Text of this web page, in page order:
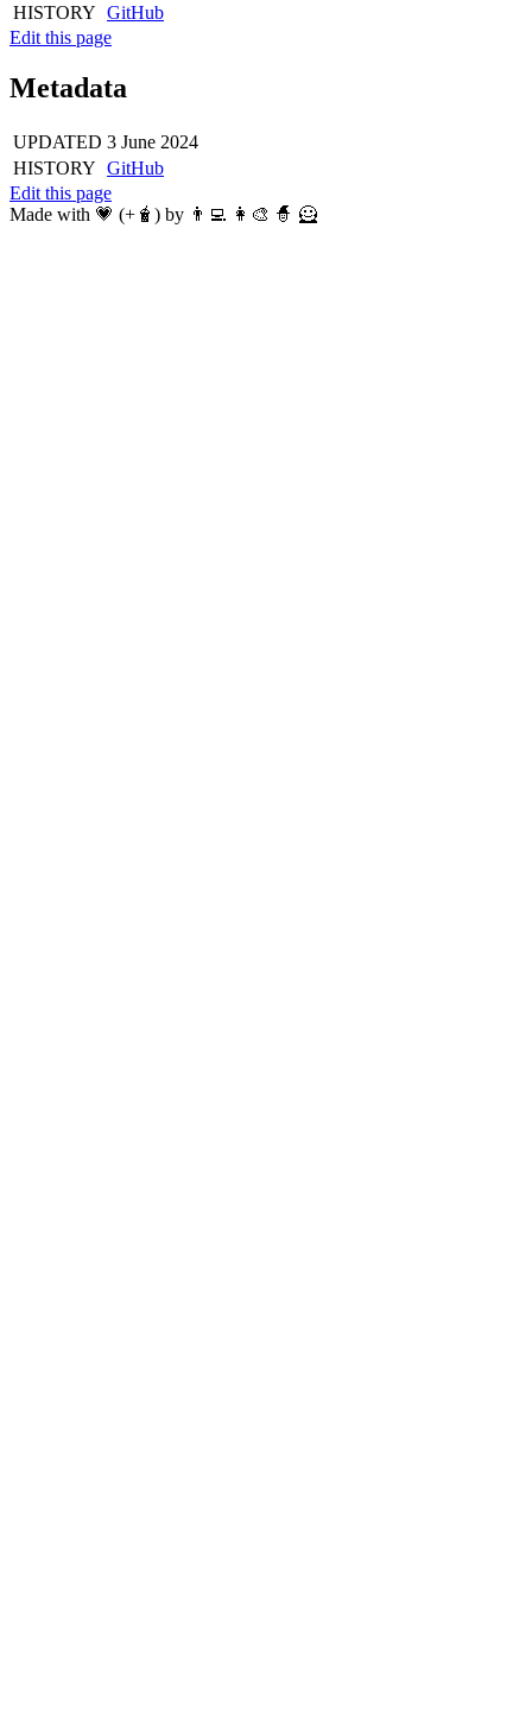
HISTORY GitHub
Edit this page
Metadata
UPDATED 3 June 2024
HISTORY GitHub
Edit this page
Made with 💗 (+🧋) by 👨‍💻 👩‍🎨 🧙 🦸